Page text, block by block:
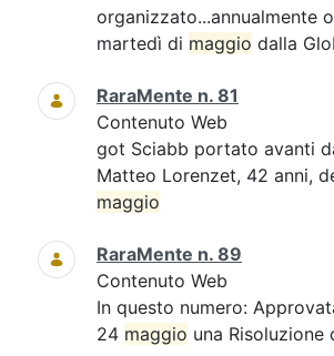
organizzato...annualmente
martedì di maggio dalla
RaraMente n. 81
Contenuto Web
got Sciabb portato avanti
Matteo Lorenzet, 42 anni,
maggio
RaraMente n. 89
Contenuto Web
In questo numero:
24 maggio una Risoluzione